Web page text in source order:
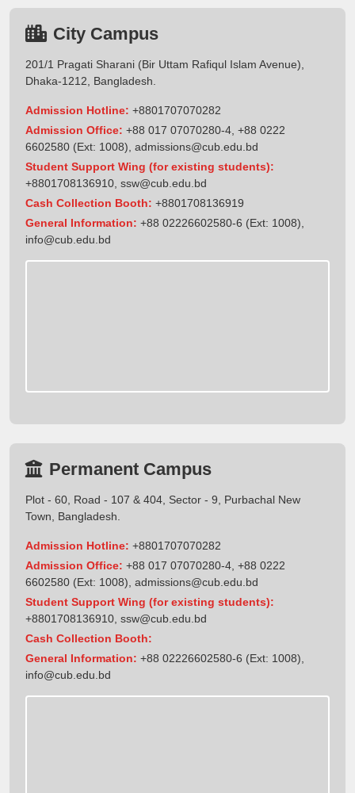
City Campus
201/1 Pragati Sharani (Bir Uttam Rafiqul Islam Avenue),
Dhaka-1212, Bangladesh.
Admission Hotline: +8801707070282
Admission Office: +88 017 07070280-4, +88 0222
6602580 (Ext: 1008), admissions@cub.edu.bd
Student Support Wing (for existing students):
+8801708136910 ssw@cub.edu.bd
Cash Collection Booth: +8801708136919
General Information: +88 02226602580-6 (Ext: 1008),
info@cub.edu.bd
Permanent Campus
Plot - 60, Road - 107 & 404, Sector - 9, Purbachal New
Town, Bangladesh.
Admission Hotline: +8801707070282
Admission Office: +88 017 07070280-4, +88 0222
6602580 (Ext: 1008), admissions@cub.edu.bd
Student Support Wing (for existing students):
+8801708136910 ssw@cub.edu.bd
Cash Collection Booth:
General Information: +88 02226602580-6 (Ext: 1008),
info@cub.edu.bd